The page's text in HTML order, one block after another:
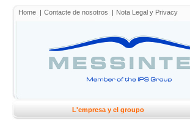
Home Contacte de nosotros Nota Legal y Privacy
L'empresa y el groupo